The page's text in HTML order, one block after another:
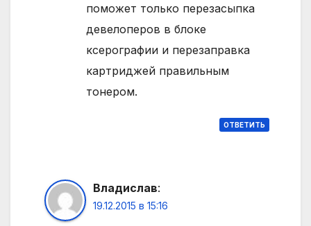
поможет только перезасыпка
девелоперов в блоке
ксерографии и перезаправка
картриджей правильным
тонером.
ОТВЕТИТЬ
Владислав:
19.12.2015 в 15:16